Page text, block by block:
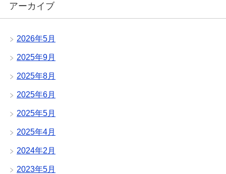
アーカイブ
2026年5月
2025年9月
2025年8月
2025年6月
2025年5月
2025年4月
2024年2月
2023年5月